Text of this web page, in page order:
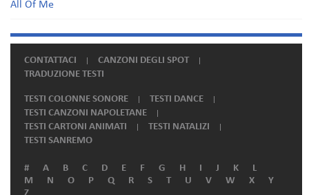
All Of Me
CONTATTACI
CANZONI DEGLI SPOT
TRADUZIONE TESTI
TESTI COLONNE SONORE
TESTI DANCE
TESTI CANZONI NAPOLETANE
TESTI CARTONI ANIMATI
TESTI NATALIZI
TESTI SANREMO
# A B C D E F G H I J K
L
M
N O P Q R S T U V W X
Y